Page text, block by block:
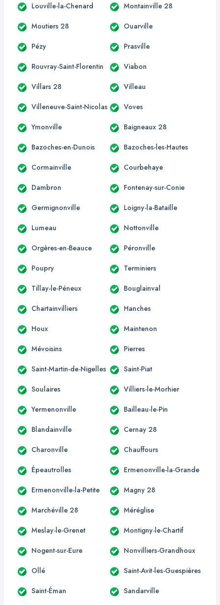
Louville-la-Chenard Montainville 28
Moutiers 28 Ouarville
Pézy Prasville
Rouvray-Saint-Florentin Viabon
Villars 28 Villeau
Villeneuve-Saint-Nicolas Voves
Ymonville Baigneaux 28
Bazoches-en-Dunois Bazoches-les-Hautes
Cormainville Courbehaye
Dambron Fontenay-sur-Conie
Germignonville Loigny-la-Bataille
Lumeau Nottonville
Orgères-en-Beauce Péronville
Poupry Terminiers
Tillay-le-Péneux Bouglainval
Chartainvilliers Hanches
Houx Maintenon
Mévoisins Pierres
Saint-Martin-de-Nigelles Saint-Piat
Soulaires Villiers-le-Morhier
Yermenonville Bailleau-le-Pin
Blandainville Cernay 28
Charonville Chauffours
Épeautrolles Ermenonville-la-Grande
Ermenonville-la-Petite Magny 28
Marchéville 28 Méréglise
Meslay-le-Grenet Montigny-le-Chartif
Nogent-sur-Eure Nonvilliers-Grandhoux
Ollé Saint-Avit-les-Guespières
Saint-Éman Sandarville